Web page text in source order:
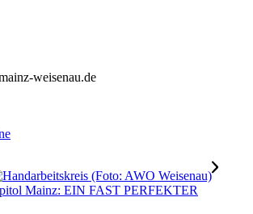
weisenau.de
Mainz: EIN FAST PERFEKTER